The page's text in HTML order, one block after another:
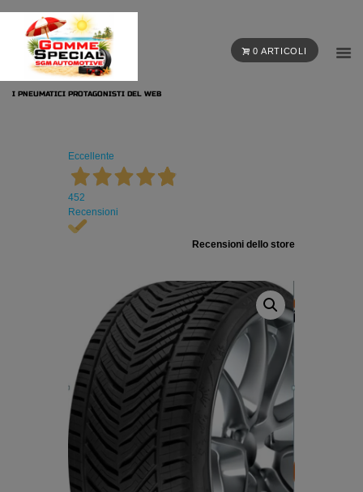
0 ARTICOLI
I PNEUMATICI PROTAGONISTI DEL WEB
Eccellente
452
Recensioni
Recensioni dello store